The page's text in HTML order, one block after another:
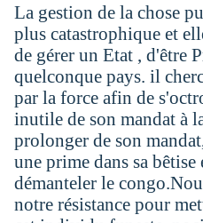
La gestion de la chose
plus catastrophique et
de gérer un Etat , d'être
quelconque pays. il
par la force afin de
inutile de son mandat à
prolonger de son
une prime dans sa bêtise
démanteler le
notre résistance pour